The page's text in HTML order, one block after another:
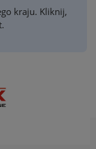
kraju. Kliknij,